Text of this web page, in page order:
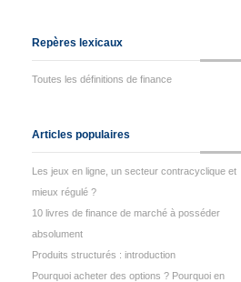
Repères lexicaux
Toutes les définitions de finance
Articles populaires
Les jeux en ligne, un secteur contracyclique et
mieux régulé ?
10 livres de finance de marché à posséder
absolument
Produits structurés : introduction
Pourquoi acheter des options ? Pourquoi en